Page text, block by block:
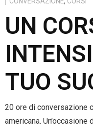
UN
TUO
20 ore di conversazione
americana. Un’occasione